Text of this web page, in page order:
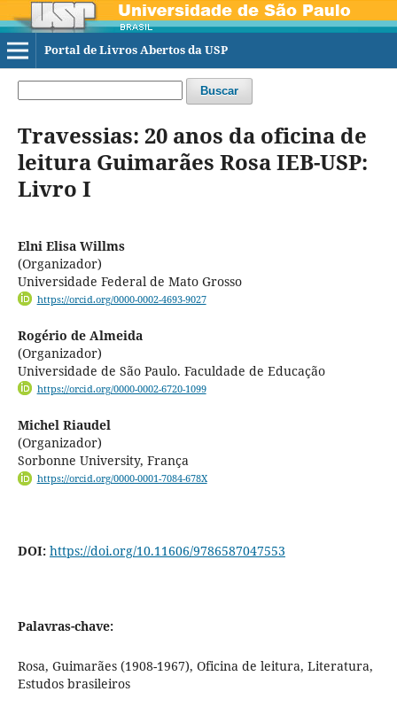
Portal de Livros Abertos da USP
Buscar
Travessias: 20 anos da oficina de
leitura Guimarães Rosa IEB-USP:
Livro I
Elni Elisa Willms
(Organizador)
Universidade Federal de Mato Grosso
https://orcid.org/0000-0002-4693-9027
Rogério de Almeida
(Organizador)
Universidade de São Paulo. Faculdade de Educação
https://orcid.org/0000-0002-6720-1099
Michel Riaudel
(Organizador)
Sorbonne University, França
https://orcid.org/0000-0001-7084-678X
DOI: https://doi.org/10.11606/9786587047553
Palavras-chave:
Rosa, Guimarães (1908-1967), Oficina de leitura, Literatura,
Estudos brasileiros